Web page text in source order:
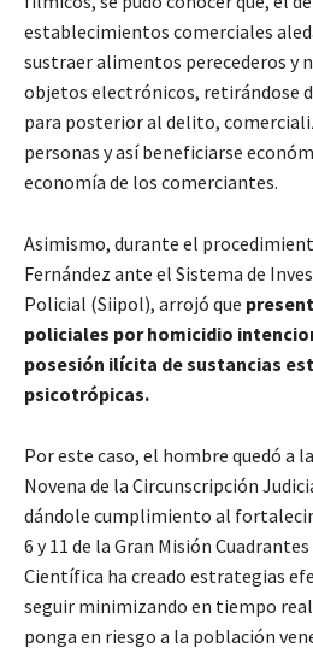
establecimientos comerciales
sustraer alimentos perecederos y
objetos electrónicos, retirándose
para posterior al delito,
personas y así beneficiarse
economía de los comerciantes.
Asimismo, durante el
Fernández ante el Sistema de
Policial (Siipol), arrojó que
policiales por homicidio
posesión ilícita de sustancias
psicotrópicas.
Por este caso, el hombre quedó a
Novena de la Circunscripción
dándole cumplimiento al
6 y 11 de la Gran Misión
Científica ha creado estrategias
seguir minimizando en tiempo
ponga en riesgo a la población